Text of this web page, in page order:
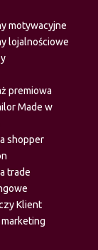
motywacyjne
lojalnościowe
premiowa
Made w
shopper
trade
Klient